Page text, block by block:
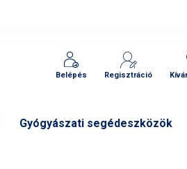
Belépés Regisztráció
Gyógyászati segédeszközök